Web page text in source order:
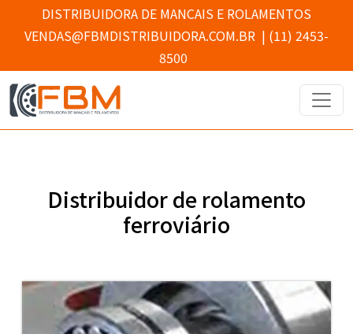
DISTRIBUIDORA DE MANCAIS E ROLAMENTOS
VENDAS@FBMDISTRIBUIDORA.COM.BR | (11) 2453-
8500
Distribuidor de rolamento
ferroviário